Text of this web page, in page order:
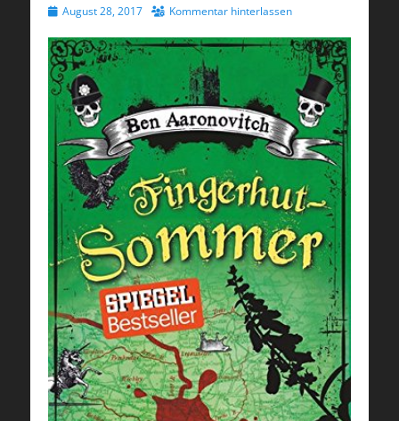
Veröffentlicht
August 28, 2017 Kommentar hinterlassen